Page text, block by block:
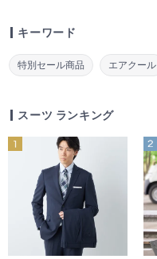
キーワード
特別セール商品 エアクール
スーツ ランキング